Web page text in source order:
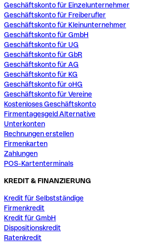
Geschäftskonto für Einzelunternehmer
Geschäftskonto für Freiberufler
Geschäftskonto für Kleinunternehmer
Geschäftskonto für GmbH
Geschäftskonto für UG
Geschäftskonto für GbR
Geschäftskonto für AG
Geschäftskonto für KG
Geschäftskonto für oHG
Geschäftskonto für Vereine
Kostenloses Geschäftskonto
Firmentagesgeld Alternative
Unterkonten
Rechnungen erstellen
Firmenkarten
Zahlungen
POS-Kartenterminals
KREDIT & FINANZIERUNG
Kredit für Selbstständige
Firmenkredit
Kredit für GmbH
Dispositionskredit
Ratenkredit